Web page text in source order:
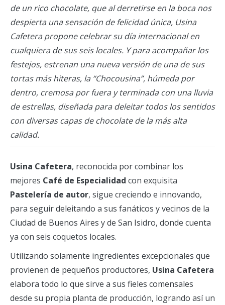
de un rico chocolate, que al derretirse en la boca nos
despierta una sensación de felicidad única, Usina
Cafetera propone celebrar su día internacional en
cualquiera de sus seis locales. Y para acompañar los
festejos, estrenan una nueva versión de una de sus
tortas más hiteras, la “Chocousina”, húmeda por
dentro, cremosa por fuera y terminada con una lluvia
de estrellas, diseñada para deleitar todos los sentidos
con diversas capas de chocolate de la más alta
calidad.
Usina Cafetera, reconocida por combinar los
mejores Café de Especialidad con exquisita
Pastelería de autor, sigue creciendo e innovando,
para seguir deleitando a sus fanáticos y vecinos de la
Ciudad de Buenos Aires y de San Isidro, donde cuenta
ya con seis coquetos locales.
Utilizando solamente ingredientes excepcionales que
provienen de pequeños productores, Usina Cafetera
elabora todo lo que sirve a sus fieles comensales
desde su propia planta de producción, logrando así un